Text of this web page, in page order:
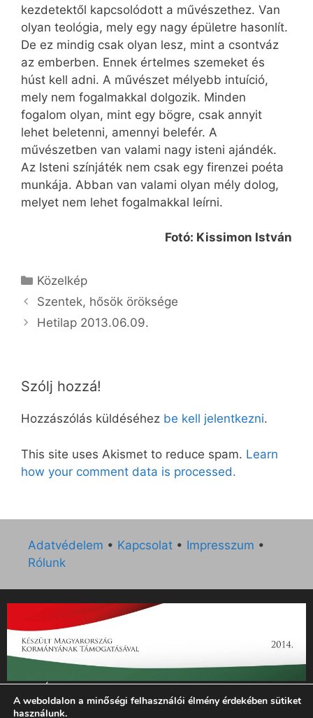
kezdetektől kapcsolódott a művészethez. Van
olyan teológia, mely egy nagy épületre hasonlít.
De ez mindig csak olyan lesz, mint a csontváz
az emberben. Ennek értelmes szemeket és
húst kell adni. A művészet mélyebb intuíció,
mely nem fogalmakkal dolgozik. Minden
fogalom olyan, mint egy bögre, csak annyit
lehet beletenni, amennyi belefér. A
művészetben van valami nagy isteni ajándék.
Az Isteni színjáték nem csak egy firenzei poéta
munkája. Abban van valami olyan mély dolog,
melyet nem lehet fogalmakkal leírni.
Fotó: Kissimon István
Kategória
Közelkép
Szentek, hősök öröksége
Hetilap 2013.06.09.
Szólj hozzá!
Hozzászólás küldéséhez be kell jelentkezni.
This site uses Akismet to reduce spam. Learn
how your comment data is processed.
Adatvédelem • Kapcsolat • Impresszum •
Rólunk
„Az Új Ember katolikus hetilap 2014. évi működésének
támogatását az EGYH-KCP-14-P-0121 sz. támogatási
A weboldalon a minőségi felhasználói élmény érdekében sütiket
használunk.